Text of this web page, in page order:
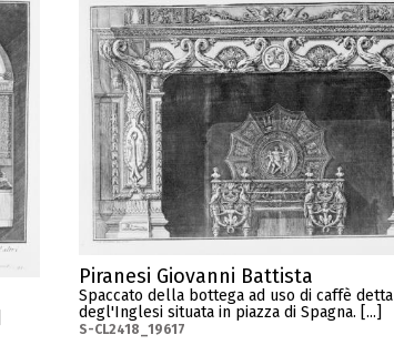
Piranesi Giovanni Battista
Spaccato della bottega ad uso di caffè detta
degl'Inglesi situata in piazza di Spagna. [...]
S-CL2418_19617